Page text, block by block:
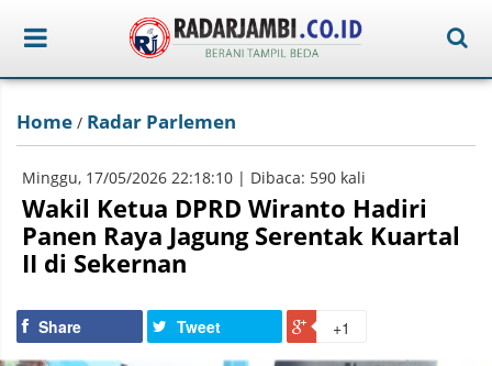
Home / Radar Parlemen
Minggu, 17/05/2026 22:18:10 | Dibaca: 590 kali
Wakil Ketua DPRD Wiranto Hadiri
Panen Raya Jagung Serentak Kuartal
II di Sekernan
Share Tweet +1